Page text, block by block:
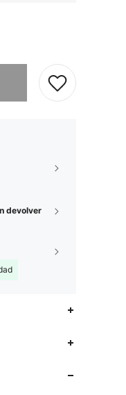
devolver